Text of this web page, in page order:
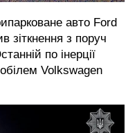
авто Ford
зіткнення з поруч
по інерції
Volkswagen